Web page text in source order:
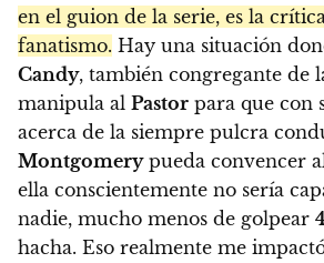
en el guion de la serie, es la
fanatismo. Hay una situación
Candy, también congregante de
manipula al Pastor para que con
acerca de la siempre pulcra
Montgomerypueda convencer
ella conscientemente no sería
nadie, mucho menos de golpear
hacha. Eso realmente me